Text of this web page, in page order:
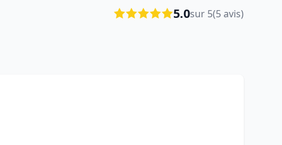
5.0sur 5(5 avis)